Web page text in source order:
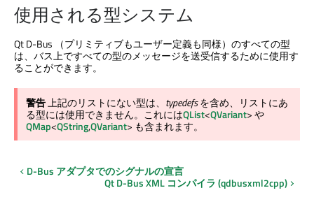
使用される型システム
Qt D-Bus （プリミティブもユーザー定義も同様）のすべての型
は、バス上ですべての型のメッセージを送受信するために使用す
ることができます。
警告上記のリストにない型は、 typedefsを含め、リストにあ
る型には使用できません。これにはQList<QVariant> や
QMap<QString,QVariant> も含まれます。
D-Bus アダプタでのシグナルの宣言
Qt D-BusXML コンパイラ (qdbusxml2cpp)